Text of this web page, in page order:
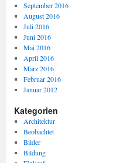
September 2016
August 2016
Juli 2016
Juni 2016
Mai 2016
April 2016
März 2016
Februar 2016
Januar 2012
Kategorien
Architektur
Beobachtet
Bilder
Bildung